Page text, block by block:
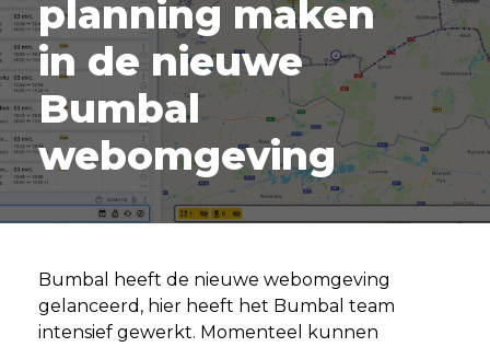
planning maken
in de nieuwe
Bumbal
webomgeving
Bumbal heeft de nieuwe webomgeving
gelanceerd, hier heeft het Bumbal team
intensief gewerkt. Momenteel kunnen